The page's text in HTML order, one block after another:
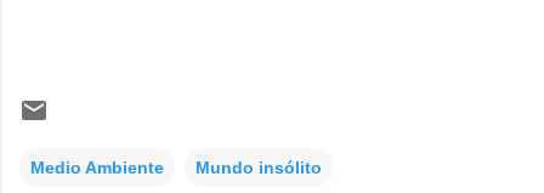
Medio Ambiente Mundo insólito